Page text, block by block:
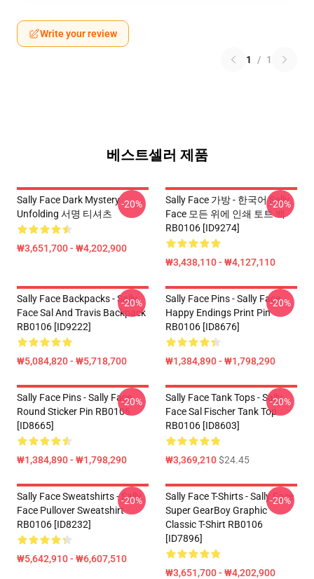
Write your review
1 / 1
베스트셀러 제품
Sally Face Dark Mystery
Unfolding 서명 티셔츠
₩3,651,700 - ₩4,202,900
-20%
Sally Face 가방 - 한국어 Sally
Face 모든 위에 인쇄 토트 백
RB0106 [ID9274]
₩3,438,110 - ₩4,127,110
-20%
Sally Face Backpacks - Sally
Face Sal And Travis Backpack
RB0106 [ID9222]
₩5,084,820 - ₩5,718,700
-20%
Sally Face Pins - Sally Face
Happy Endings Print Pin
RB0106 [ID8676]
₩1,384,890 - ₩1,798,290
-20%
Sally Face Pins - Sally Face
Round Sticker Pin RB0106
[ID8665]
₩1,384,890 - ₩1,798,290
-20%
Sally Face Tank Tops - Sally
Face Sal Fischer Tank Top
RB0106 [ID8603]
₩3,369,210$24.45
-20%
Sally Face Sweatshirts - Sally
Face Pullover Sweatshirt
RB0106 [ID8232]
₩5,642,910 - ₩6,607,510
-20%
Sally Face T-Shirts - Sally Face
Super GearBoy Graphic
Classic T-Shirt RB0106
[ID7896]
₩3,651,700 - ₩4,202,900
-20%